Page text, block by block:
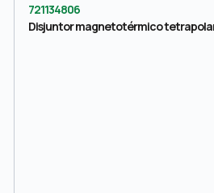
721134806
Disjuntor magnetotérmico tetrapolar